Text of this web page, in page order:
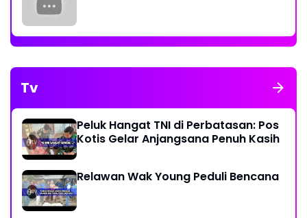
Tv
Peluk Hangat TNI di Perbatasan: Pos
Kotis Gelar Anjangsana Penuh Kasih
Relawan Wak Young Peduli Bencana